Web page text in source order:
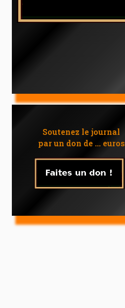
Soutenez le journal
par un don de ... euros